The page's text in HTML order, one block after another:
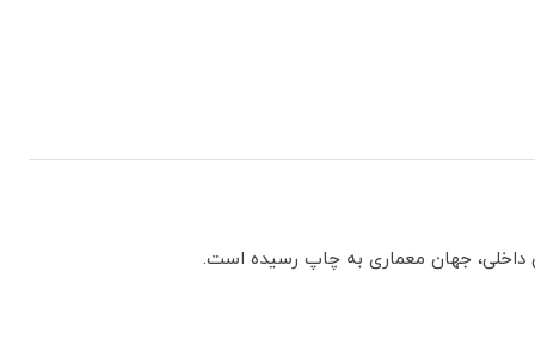
داخلی، جهان معماری به چاپ رسیده است.